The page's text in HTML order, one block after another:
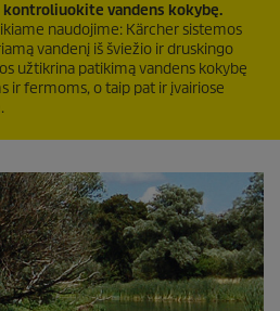
kontroliuokite vandens kokybę.
naudojime: Kärcher sistemos
vandenį iš šviežio ir druskingo
užtikrina patikimą vandens kokybę
ir fermoms, o taip pat ir įvairiose